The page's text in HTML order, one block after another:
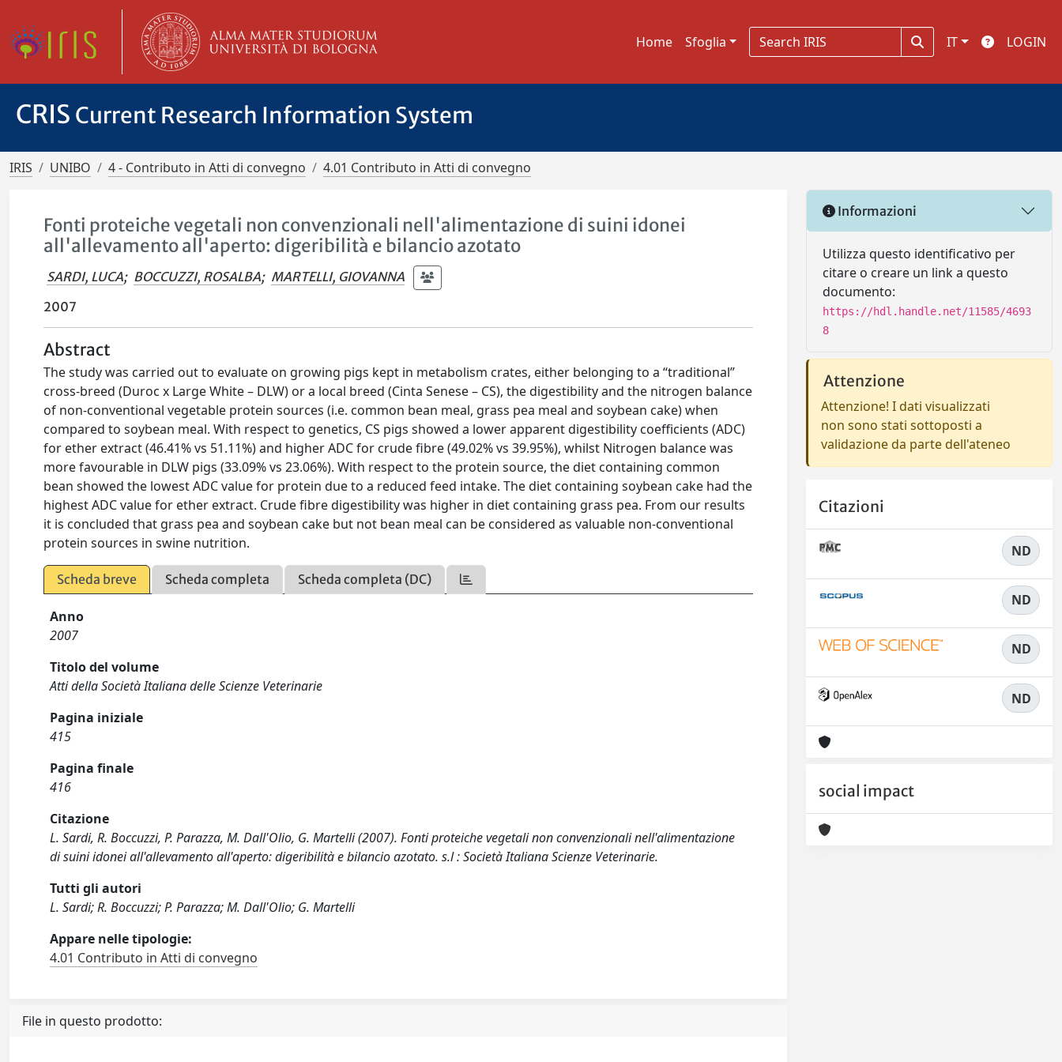
Home Sfoglia IT LOGIN
CRIS Current Research Information System
IRIS UNIBO 4 - Contributo in Atti di convegno 4.01 Contributo in Atti di convegno
Fonti proteiche vegetali non convenzionali nell'alimentazione di suini idonei
all'allevamento all'aperto: digeribilità e bilancio azotato
SARDI, LUCA; BOCCUZZI, ROSALBA; MARTELLI, GIOVANNA
2007
Abstract
The study was carried out to evaluate on growing pigs kept in metabolism crates, either belonging to a “traditional”
cross-breed (Duroc x Large White – DLW) or a local breed (Cinta Senese – CS), the digestibility and the nitrogen balance
of non-conventional vegetable protein sources (i.e. common bean meal, grass pea meal and soybean cake) when
compared to soybean meal. With respect to genetics, CS pigs showed a lower apparent digestibility coefficients (ADC)
for ether extract (46.41% vs 51.11%) and higher ADC for crude fibre (49.02% vs 39.95%), whilst Nitrogen balance was
more favourable in DLW pigs (33.09% vs 23.06%). With respect to the protein source, the diet containing common
bean showed the lowest ADC value for protein due to a reduced feed intake. The diet containing soybean cake had the
highest ADC value for ether extract. Crude fibre digestibility was higher in diet containing grass pea. From our results
it is concluded that grass pea and soybean cake but not bean meal can be considered as valuable non-conventional
protein sources in swine nutrition.
Scheda breve Scheda completa Scheda completa (DC)
Anno
2007
Titolo del volume
Atti della Società Italiana delle Scienze Veterinarie
Pagina iniziale
415
Pagina finale
416
Citazione
L. Sardi, R. Boccuzzi, P. Parazza, M. Dall'Olio, G. Martelli (2007). Fonti proteiche vegetali non convenzionali nell'alimentazione
di suini idonei all'allevamento all'aperto: digeribilità e bilancio azotato. s.l : Società Italiana Scienze Veterinarie.
Tutti gli autori
L. Sardi; R. Boccuzzi; P. Parazza; M. Dall'Olio; G. Martelli
Appare nelle tipologie:
4.01 Contributo in Atti di convegno
File in questo prodotto:
Informazioni
Utilizza questo identificativo per
citare o creare un link a questo
documento:
https://hdl.handle.net/11585/4693
8
Attenzione
Attenzione! I dati visualizzati
non sono stati sottoposti a
validazione da parte dell'ateneo
Citazioni
ND
ND
ND
ND
social impact